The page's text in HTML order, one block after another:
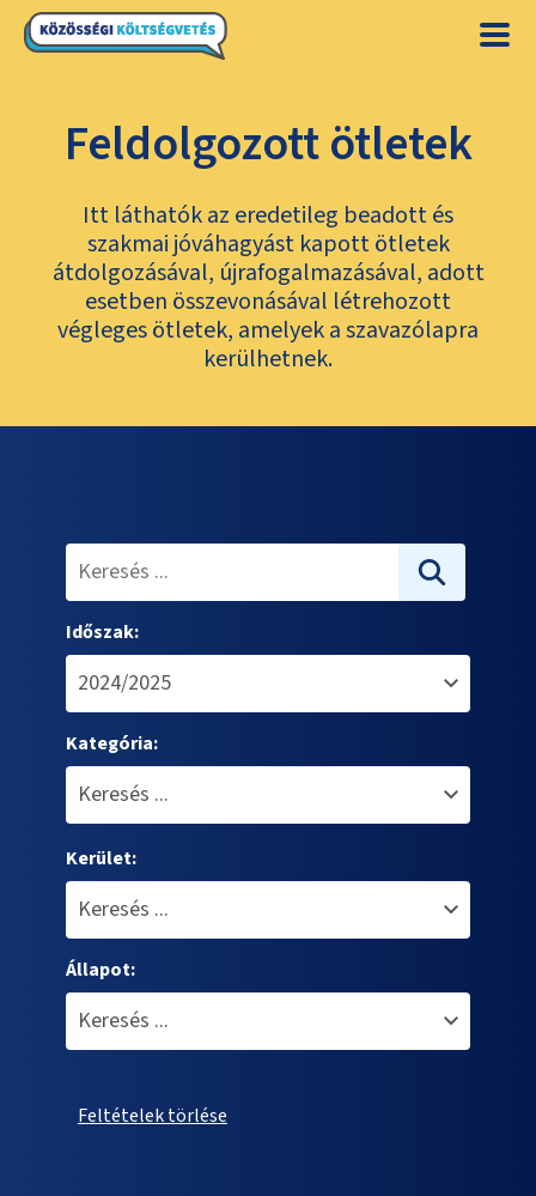
Feldolgozott ötletek
Itt láthatók az eredetileg beadott és
szakmai jóváhagyást kapott ötletek
átdolgozásával, újrafogalmazásával, adott
esetben összevonásával létrehozott
végleges ötletek, amelyek a szavazólapra
kerülhetnek.
Időszak:
Kategória:
Kerület:
Állapot:
Feltételek törlése